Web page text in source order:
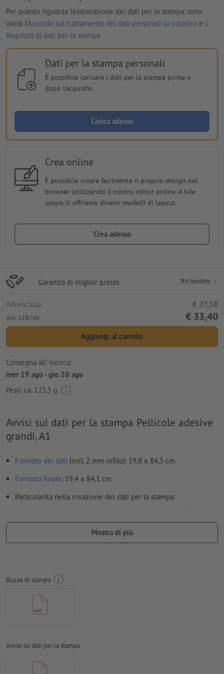
Per quanto riguarda l'elaborazione dei dati per la stampa, sono
validi l'Accordo sul trattamento dei dati personali su incarico e i
Requisiti di dati per la stampa
Dati per la stampa personali
È possibile caricare i dati per la stampa prima o
dopo l'acquisto.
Carica adesso
Crea online
È possibile creare facilmente il proprio design nel
browser utilizzando il nostro editor online. A tale
scopo, ti offriamo diversi modelli di layout.
Crea adesso
Garanzia di miglior prezzo Richiedere
IVA esclusa € 27,38
incl. 22% IVA € 33,40
Aggiungi al carrello
Consegna all' incirca:
mer 19 ago - gio 20 ago
Peso: ca. 125,5 g
Avvisi sui dati per la stampa Pellicole adesive
grandi, A1
Formato dei dati (incl. 2 mm refilo): 59,8 x 84,5 cm
Formato finale: 59,4 x 84,1 cm
Particolarità nella creazione dei dati per la stampa:
stampa una sagoma del contorno supplementare
Per motivi tecnici di produzione non è possibile creare
Selezionando adesivi e/o pellicole trasparenti ricordare:
più chiaro è il colore di stampa, più trasparente apparirà
la pellicola
del motivo)
se il motivo deve essere incollato su una superficie in
Mostra di più
Bozze di stampa
Avvisi sui dati per la stampa